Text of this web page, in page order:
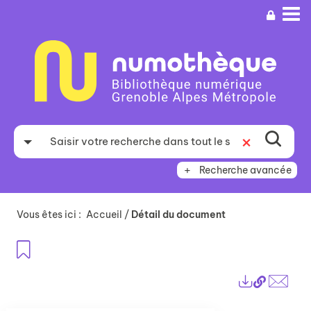
recherche
Recherche avancée
Vous êtes ici : Accueil / Détail du document
Lien